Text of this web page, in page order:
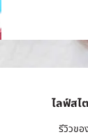
ไลฟ์สไ
รีวิวขอ